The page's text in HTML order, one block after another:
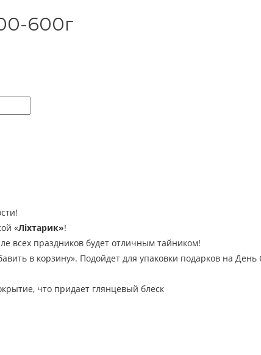
600г
«Ліхтарик»!
всех праздников будет отличным тайником!
в корзину». Подойдет для упаковки подарков на День
что придает глянцевый блеск